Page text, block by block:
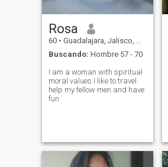
Rosa
60 • Guadalajara, Jalisco, México
Buscando: Hombre 57 - 70
I am a woman with spiritual
moral values ​​I like to travel
help my fellow men and have
fun